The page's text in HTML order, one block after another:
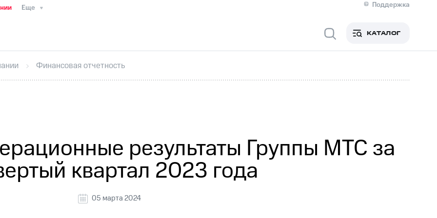
Еще
Поддержка
Медиа-центр
ИнтервьюФинансовая отчетностьКонтактыПригласить спикера
секретарьРаскрытие информации
кабинет акционераАкционерный капиталКонтроль и аудитРынок акций
КАТАЛОГ
Финансовая отчетность
результаты Группы МТС за
квартал 2023 года
05 марта 2024